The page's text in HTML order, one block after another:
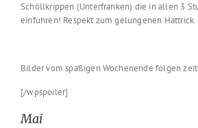
Schöllkrippen (Unterfranken) die in allen 3
einfuhren! Respekt zum gelungenen Hattrick.
Bilder vom spaßigen Wochenende folgen
[/wpspoiler]
Mai